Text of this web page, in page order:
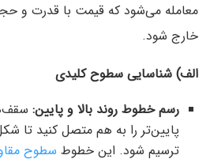
معامله می‌شود که قیمت با قدرت و حجم
خارج شود.
الف) شناسایی سطوح کلیدی
رسم خطوط روند بالا و پایین:
پایین‌تر را به هم متصل کنید تا
ترسیم شود. این خطوط سطوح